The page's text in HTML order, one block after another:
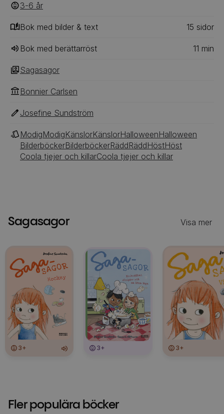
hon som ska skrämmas. I alla fall lite. Det är
nämligen halloween och Saga ska gå och ringa på
dörrar och ropa ”bus eller godis” för första gången.
Förra året var hon för blyg. Men i år har hon
bestämt sig för att våga.
3-6 ‎‎ år
Bok med bilder & text 15 ‎‎ sidor
Bok med berättarröst 11 min
Sagasagor
Bonnier Carlsen
Josefine Sundström
ModigModigKänslorKänslorHalloweenHalloween
BilderböckerBilderböckerRäddRäddHöstHöst
Coola tjejer och killarCoola tjejer och killar
Sagasagor Visa mer
3+ 3+ 3+
Fler populära böcker